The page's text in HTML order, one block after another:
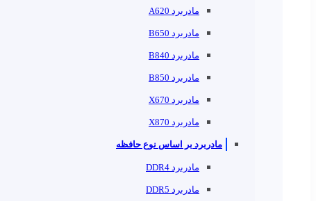
مادربرد A620
مادربرد B650
مادربرد B840
مادربرد B850
مادربرد X670
مادربرد X870
مادربرد بر اساس نوع حافظه
مادربرد DDR4
مادربرد DDR5